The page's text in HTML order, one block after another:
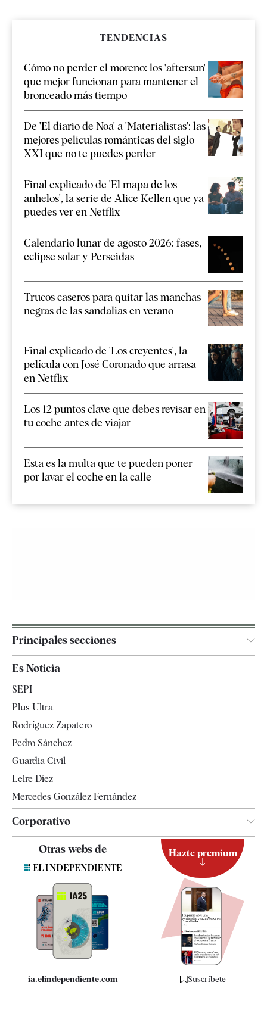
TENDENCIAS
Cómo no perder el moreno: los 'aftersun'
que mejor funcionan para mantener el
bronceado más tiempo
De 'El diario de Noa' a 'Materialistas': las
mejores películas románticas del siglo
XXI que no te puedes perder
Final explicado de 'El mapa de los
anhelos', la serie de Alice Kellen que ya
puedes ver en Netflix
Calendario lunar de agosto 2026: fases,
eclipse solar y Perseidas
Trucos caseros para quitar las manchas
negras de las sandalias en verano
Final explicado de 'Los creyentes', la
película con José Coronado que arrasa
en Netflix
Los 12 puntos clave que debes revisar en
tu coche antes de viajar
Esta es la multa que te pueden poner
por lavar el coche en la calle
Principales secciones
España
Televisión
Es Noticia
SEPI
Plus Ultra
Rodríguez Zapatero
Pedro Sánchez
Guardia Civil
Leire Díez
Mercedes González Fernández
Corporativo
Contacto
Quiénes somos
Especificaciones
Otras webs de
ia.elindependiente.com
Hazte premium
Suscríbete